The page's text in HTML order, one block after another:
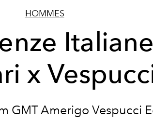
HOMMES
x
GMT Amerigo Vespucci